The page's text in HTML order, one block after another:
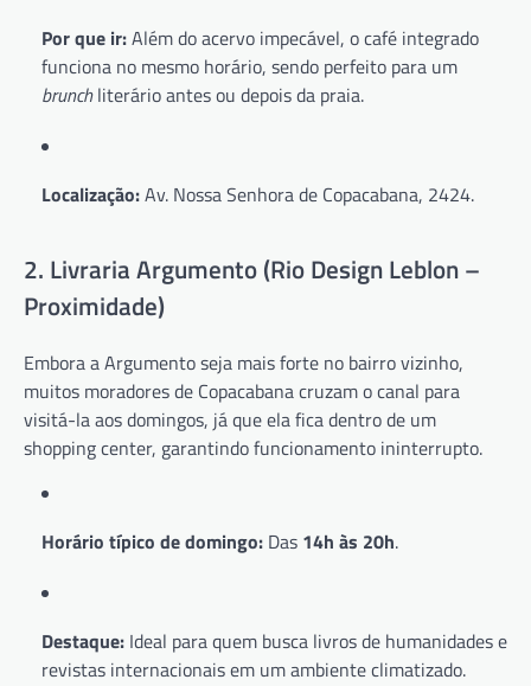
Por que ir:Além do acervo impecável, o café integrado
funciona no mesmo horário, sendo perfeito para um
brunchliterário antes ou depois da praia.
Localização:Av. Nossa Senhora de Copacabana, 2424.
2. Livraria Argumento (Rio Design Leblon –
Proximidade)
Embora a Argumento seja mais forte no bairro vizinho,
muitos moradores de Copacabana cruzam o canal para
visitá-la aos domingos, já que ela fica dentro de um
shopping center, garantindo funcionamento ininterrupto.
Horário típico de domingo: Das 14h às 20h.
Destaque: Ideal para quem busca livros de humanidades e
revistas internacionais em um ambiente climatizado.